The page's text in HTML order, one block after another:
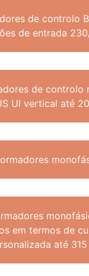
de controlo
de entrada
de controlo
UI vertical até
em termos de
até